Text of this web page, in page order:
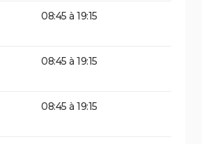
08:45 à 19:15
08:45 à 19:15
08:45 à 19:15